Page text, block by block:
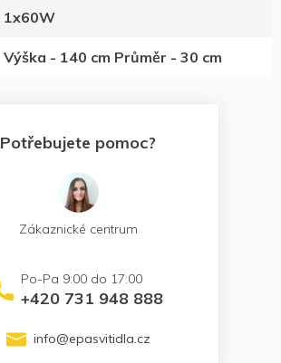
1x60W
Výška - 140 cm Průměr - 30 cm
Potřebujete pomoc?
Zákaznické centrum
+420 731 948 888
info@epasvitidla.cz